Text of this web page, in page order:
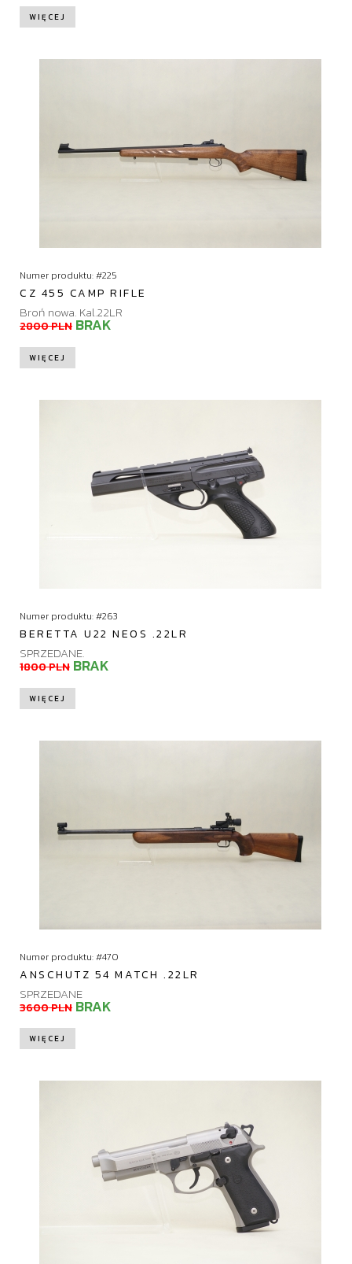
WIĘCEJ
Numer produktu: #225
CZ 455 CAMP RIFLE
Broń nowa. Kal.22LR
2800 PLN BRAK
WIĘCEJ
Numer produktu: #263
BERETTA U22 NEOS .22LR
SPRZEDANE.
1800 PLN BRAK
WIĘCEJ
Numer produktu: #470
ANSCHUTZ 54 MATCH .22LR
SPRZEDANE
3600 PLN BRAK
WIĘCEJ